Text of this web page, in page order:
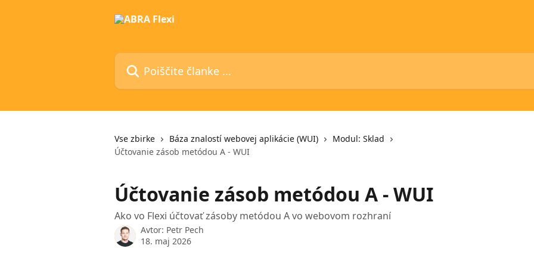
Poiščite članke ...
Vse zbirke Báza znalostí webovej aplikácie (WUI)
Modul: Sklad
Účtovanie zásob metódou A - WUI
Účtovanie zásob metódou A - WUI
Ako vo Flexi účtovať zásoby metódou A vo webovom rozhraní
Avtor: Petr Pech
18. maj 2026